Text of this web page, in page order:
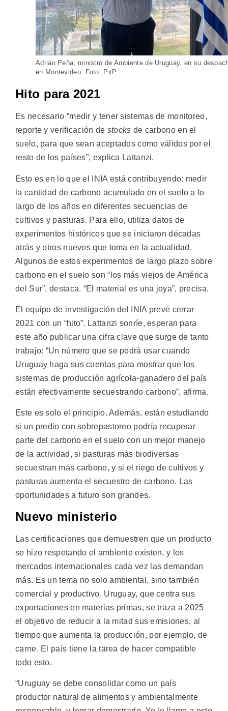
Adrián Peña, ministro de Ambiente de Uruguay, en su
en Montevideo. Foto: PxP
Hito para 2021
Es necesario “medir y tener sistemas de monitoreo,
reporte y verificación de stocks de carbono en el
suelo, para que sean aceptados como válidos por el
resto de los países”, explica Lattanzi.
Esto es en lo que el INIA está contribuyendo: medir
la cantidad de carbono acumulado en el suelo a lo
largo de los años en diferentes secuencias de
cultivos y pasturas. Para ello, utiliza datos de
experimentos históricos que se iniciaron décadas
atrás y otros nuevos que toma en la actualidad.
Algunos de estos experimentos de largo plazo sobre
carbono en el suelo son “los más viejos de América
del Sur”, destaca. “El material es una joya”, precisa.
El equipo de investigación del INIA prevé cerrar
2021 con un “hito”. Lattanzi sonríe, esperan para
este año publicar una cifra clave que surge de tanto
trabajo: “Un número que se podrá usar cuando
Uruguay haga sus cuentas para mostrar que los
sistemas de producción agrícola-ganadero del país
están efectivamente secuestrando carbono”, afirma.
Este es solo el principio. Además, están estudiando
si un predio con sobrepastoreo podría recuperar
parte del carbono en el suelo con un mejor manejo
de la actividad, si pasturas más biodiversas
secuestran más carbono, y si el riego de cultivos y
pasturas aumenta el secuestro de carbono. Las
oportunidades a futuro son grandes.
Nuevo ministerio
Las certificaciones que demuestren que un producto
se hizo respetando el ambiente existen, y los
mercados internacionales cada vez las demandan
más. Es un tema no solo ambiental, sino también
comercial y productivo. Uruguay, que centra sus
exportaciones en materias primas, se traza a 2025
el objetivo de reducir a la mitad sus emisiones, al
tiempo que aumenta la producción, por ejemplo, de
carne. El país tiene la tarea de hacer compatible
todo esto.
“Uruguay se debe consolidar como un país
productor natural de alimentos y ambientalmente